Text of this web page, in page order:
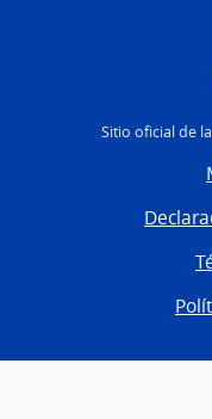
Sitio oficial de